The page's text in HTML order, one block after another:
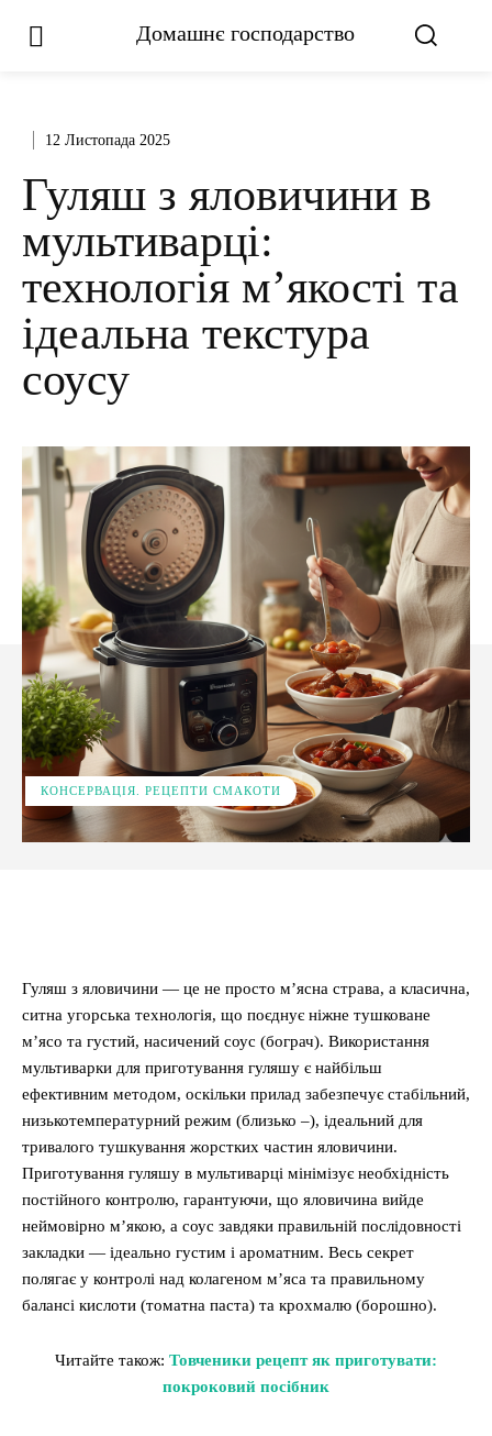
Домашнє господарство
12 Листопада 2025
Гуляш з яловичини в
мультиварці:
технологія м’якості та
ідеальна текстура
соусу
КОНСЕРВАЦІЯ. РЕЦЕПТИ СМАКОТИ
Гуляш з яловичини — це не просто м’ясна страва, а класична,
ситна угорська технологія, що поєднує ніжне тушковане
м’ясо та густий, насичений соус (бограч). Використання
мультиварки для приготування гуляшу є найбільш
ефективним методом, оскільки прилад забезпечує стабільний,
низькотемпературний режим (близько –), ідеальний для
тривалого тушкування жорстких частин яловичини.
Приготування гуляшу в мультиварці мінімізує необхідність
постійного контролю, гарантуючи, що яловичина вийде
неймовірно м’якою, а соус завдяки правильній послідовності
закладки — ідеально густим і ароматним. Весь секрет
полягає у контролі над колагеном м’яса та правильному
балансі кислоти (томатна паста) та крохмалю (борошно).
Читайте також: Товченики рецепт як приготувати:
покроковий посібник